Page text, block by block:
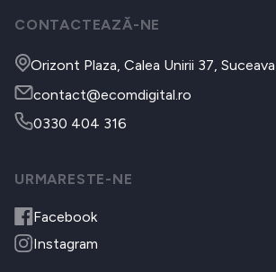
CONTACTEAZĂ-NE
Orizont Plaza, Calea Unirii 37, Suceava
contact@ecomdigital.ro
0330 404 316
URMARESTE-NE
Facebook
Instagram